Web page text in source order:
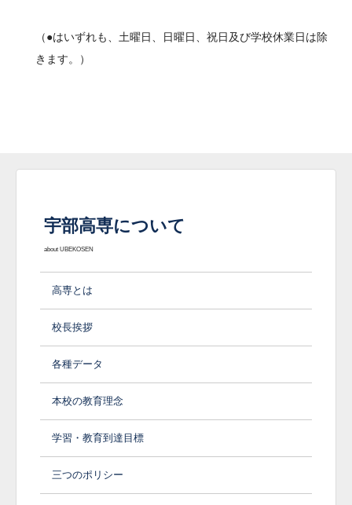
（●はいずれも、土曜日、日曜日、祝日及び学校休業日は除
きます。）
宇部高専について
about UBEKOSEN
高専とは
校長挨拶
各種データ
本校の教育理念
学習・教育到達目標
三つのポリシー